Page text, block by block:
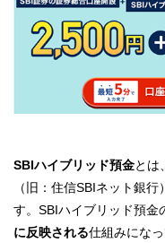
SBIハイブリッド預金とは、
（旧：住信SBIネット銀
す。SBIハイブリッド預金
に反映される仕組みにな